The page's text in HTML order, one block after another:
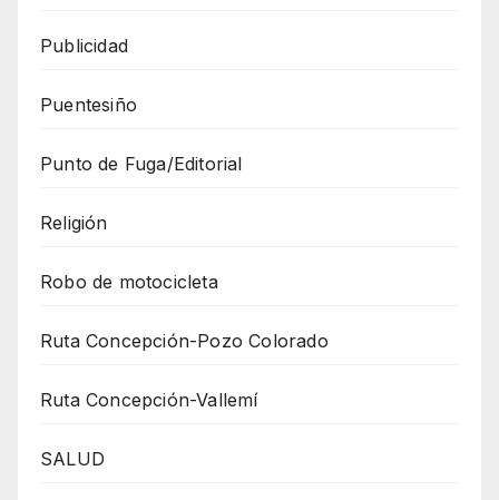
Publicidad
Puentesiño
Punto de Fuga/Editorial
Religión
Robo de motocicleta
Ruta Concepción-Pozo Colorado
Ruta Concepción-Vallemí
SALUD